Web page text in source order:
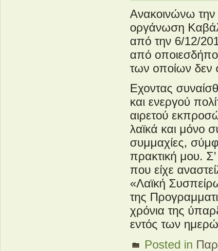
Ανακοινώνω
οργάνωση
από την 6/12/
από
των οποίων δεν
Εχοντας
και ενεργού
αιρετού
λαϊκά και μόνο
συμμαχίες,
πρακτική μου.
που είχε
«Λαϊκή
της
χρόνια της
εντός των
Posted in